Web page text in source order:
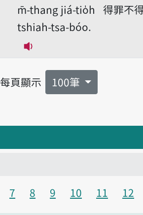
m̄-thang jiá-tio̍h
tshiah-tsa-bóo.
播放音讀Jiá hîm jiá
得罪不
每頁顯示 100筆
7 8 9 10 11 12